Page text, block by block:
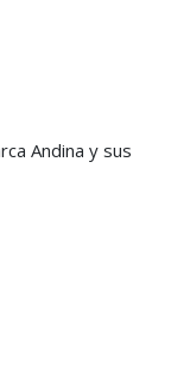
Andina y sus